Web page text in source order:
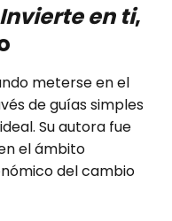
Invierte en ti,
meterse en el
de guías simples
Su autora fue
el ámbito
del cambio